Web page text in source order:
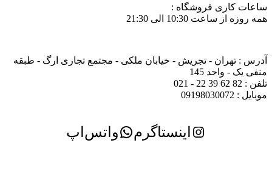
ساعات کاری فروشگاه :
همه روزه از ساعت 10:30 الی 21:30
آدرس : تهران - تجریش - خیابان ملکی - مجتمع تجاری ارگ - طبقه
منفی یک - واحد 145
تلفن : 82 62 39 22 - 021
موبایل : 09198030072
اینستاگرم واتس‌اپ